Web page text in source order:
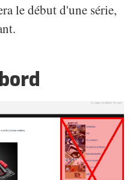
le début d'une série,